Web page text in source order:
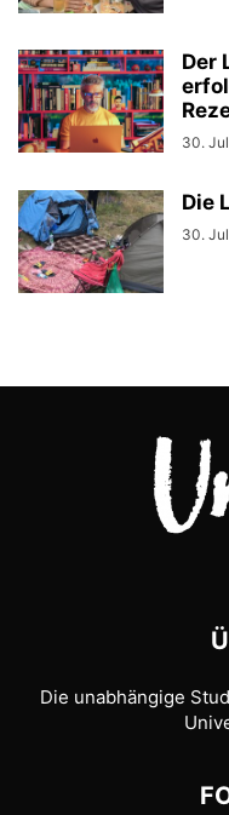
Der
30.
Die
30.
Die unabhängige